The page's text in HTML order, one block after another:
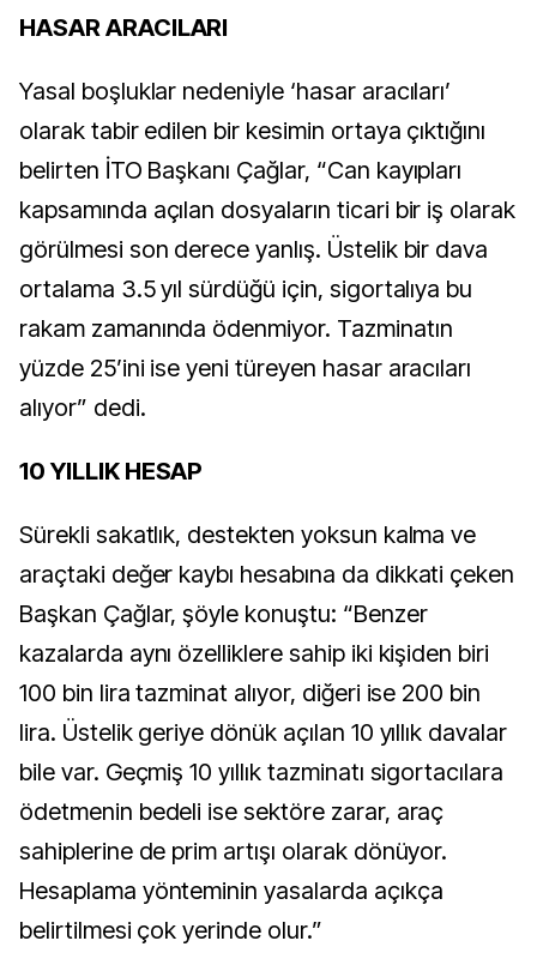
HASAR ARACILARI
Yasal boşluklar nedeniyle ‘hasar aracıları’
olarak tabir edilen bir kesimin ortaya çıktığını
belirten İTO Başkanı Çağlar, “Can kayıpları
kapsamında açılan dosyaların ticari bir iş olarak
görülmesi son derece yanlış. Üstelik bir dava
ortalama 3.5 yıl sürdüğü için, sigortalıya bu
rakam zamanında ödenmiyor. Tazminatın
yüzde 25’ini ise yeni türeyen hasar aracıları
alıyor” dedi.
10 YILLIK HESAP
Sürekli sakatlık, destekten yoksun kalma ve
araçtaki değer kaybı hesabına da dikkati çeken
Başkan Çağlar, şöyle konuştu: “Benzer
kazalarda aynı özelliklere sahip iki kişiden biri
100 bin lira tazminat alıyor, diğeri ise 200 bin
lira. Üstelik geriye dönük açılan 10 yıllık davalar
bile var. Geçmiş 10 yıllık tazminatı sigortacılara
ödetmenin bedeli ise sektöre zarar, araç
sahiplerine de prim artışı olarak dönüyor.
Hesaplama yönteminin yasalarda açıkça
belirtilmesi çok yerinde olur.”